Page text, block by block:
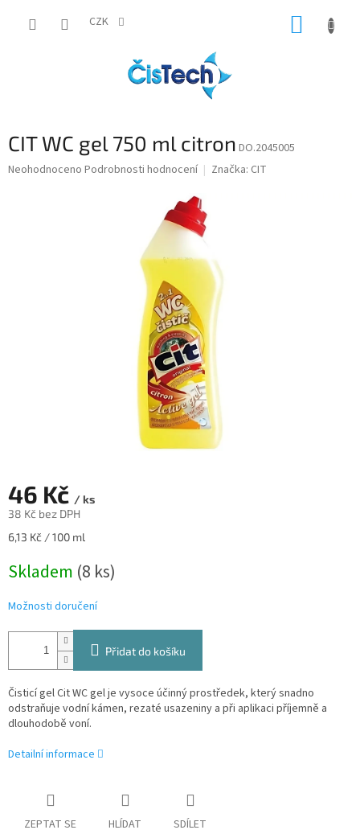
CZK
CIT WC gel 750 ml citron DO.2045005
Průměrné
Neohodnoceno Podrobnosti hodnocení Značka: CIT
46 Kč / ks
38 Kč bez DPH
Měrná
6,13 Kč / 100 ml
Skladem (8 ks)
Možnosti doručení
Přidat do košíku
Čisticí gel Cit WC gel je vysoce účinný prostředek, který snadno
odstraňuje vodní kámen, rezaté usazeniny a při aplikaci příjemně a
dlouhodobě voní.
Detailní informace
ZEPTAT SE HLÍDAT SDÍLET